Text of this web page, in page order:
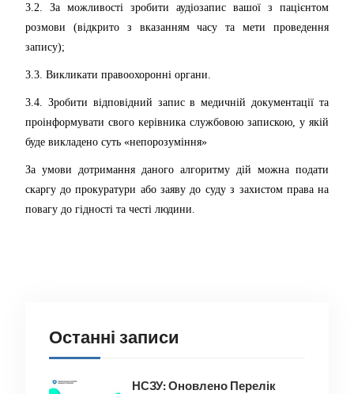
3.2. За можливості зробити аудіозапис вашої з пацієнтом
розмови (відкрито з вказанням часу та мети проведення
запису);
3.3. Викликати правоохоронні органи.
3.4. Зробити відповідний запис в медичній документації та
проінформувати свого керівника службовою запискою, у якій
буде викладено суть «непорозуміння»
За умови дотримання даного алгоритму дій можна подати
скаргу до прокуратури або заяву до суду з захистом права на
повагу до гідності та честі людини.
Останні записи
НСЗУ: Оновлено Перелік